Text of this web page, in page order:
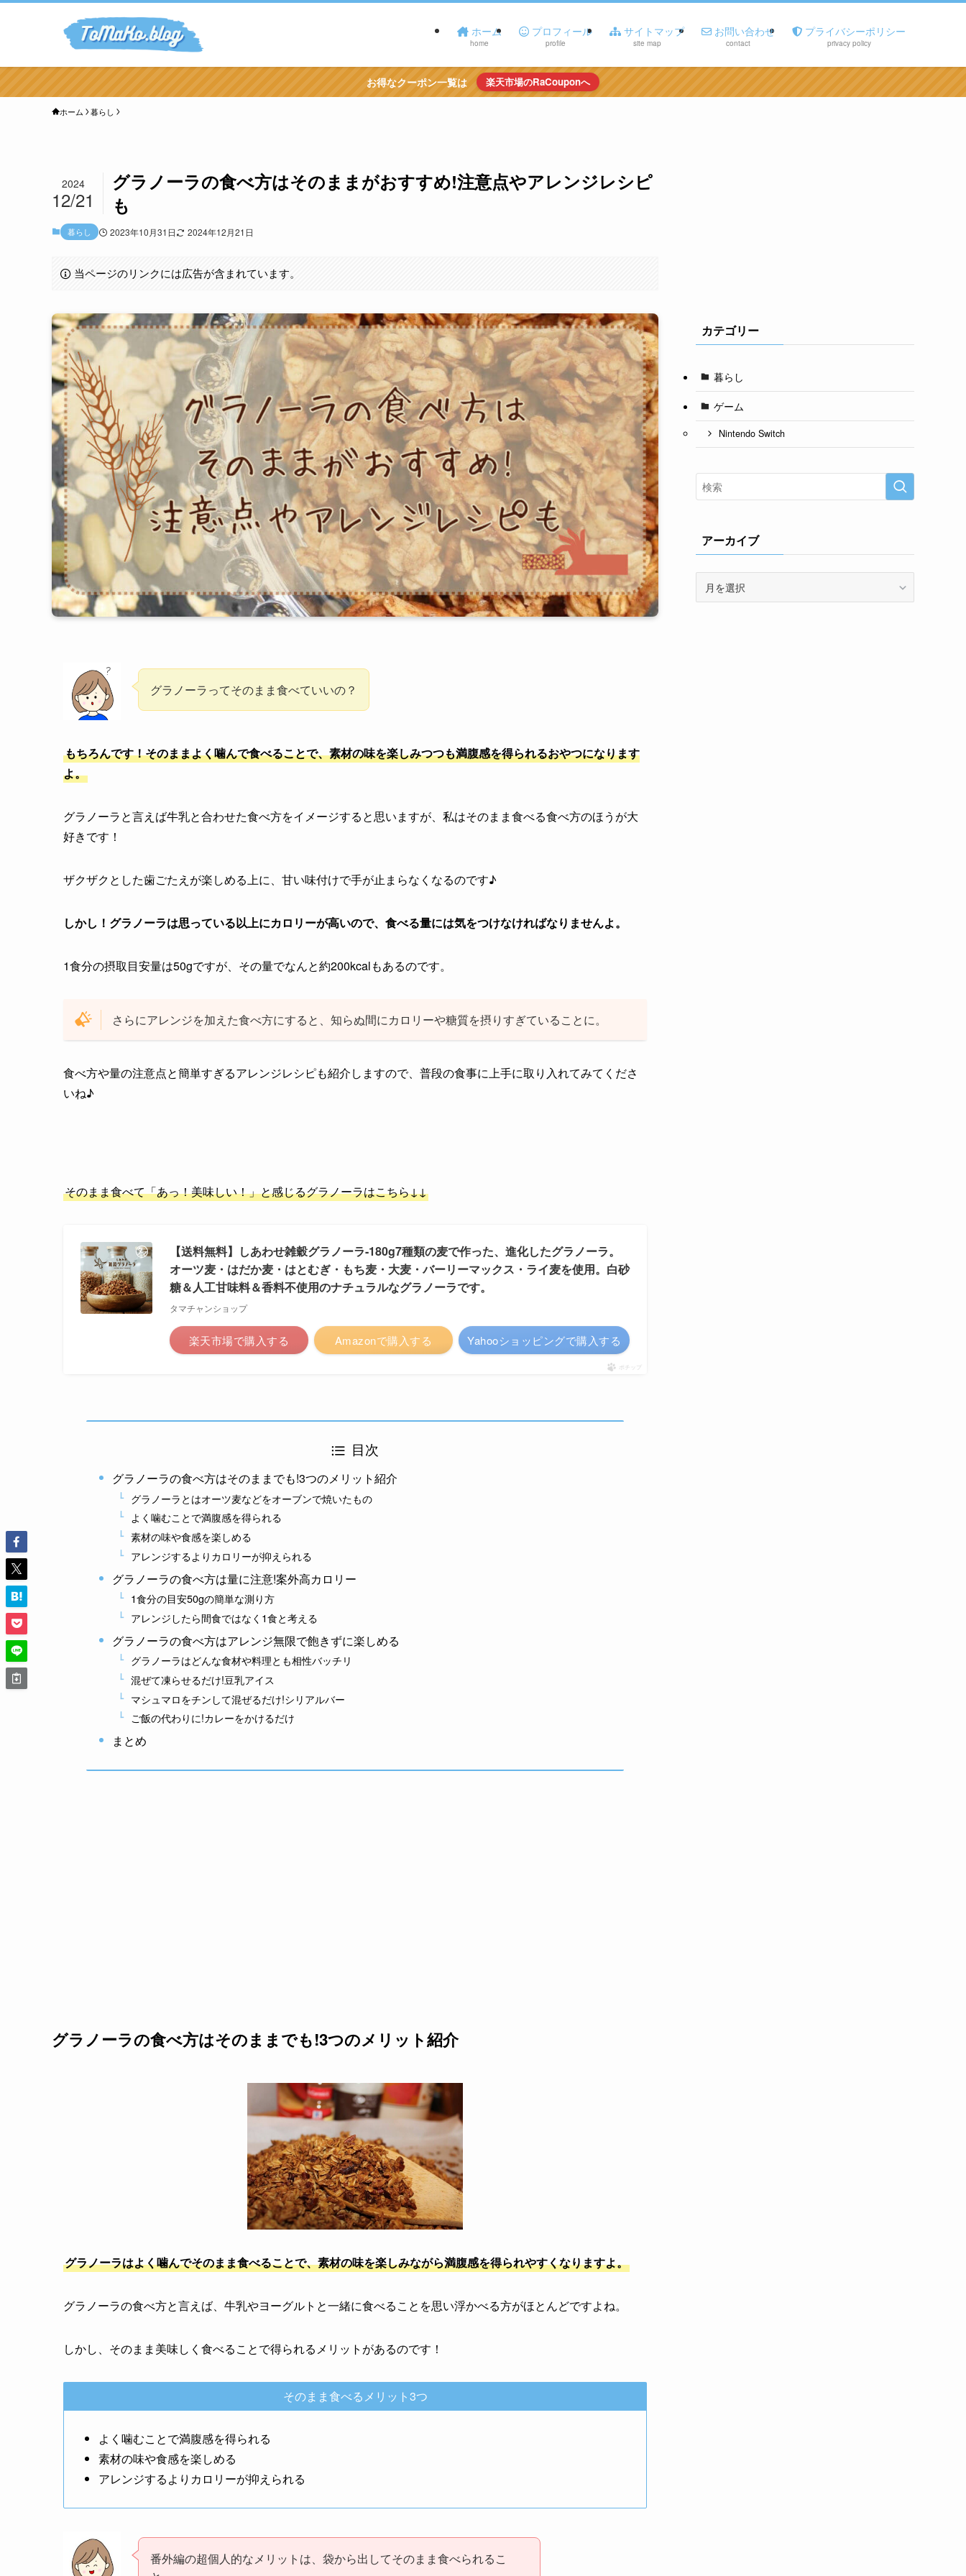
ホーム
home
プロフィール
profile
サイトマップ
site map
お問い合わせ
contact
プライバシーポリシー
privacy policy
お得なクーポン一覧は 楽天市場のRaCouponへ
ホーム 暮らし
グラノーラの食べ方はそのままがおすすめ!注意点やアレンジレシピ
も
2024
12/21
暮らし 2023年10月31日 2024年12月21日
当ページのリンクには広告が含まれています。
グラノーラってそのまま食べていいの？
もちろんです！そのままよく噛んで食べることで、素材の味を楽しみつつも満腹感を得られるおやつになります
よ。
グラノーラと言えば牛乳と合わせた食べ方をイメージすると思いますが、私はそのまま食べる食べ方のほうが大
好きです！
ザクザクとした歯ごたえが楽しめる上に、甘い味付けで手が止まらなくなるのです♪
しかし！グラノーラは思っている以上にカロリーが高いので、食べる量には気をつけなければなりませんよ。
1食分の摂取目安量は50gですが、その量でなんと約200kcalもあるのです。
さらにアレンジを加えた食べ方にすると、知らぬ間にカロリーや糖質を摂りすぎていることに。
食べ方や量の注意点と簡単すぎるアレンジレシピも紹介しますので、普段の食事に上手に取り入れてみてくださ
いね♪
そのまま食べて「あっ！美味しい！」と感じるグラノーラはこちら↓↓
【送料無料】しあわせ雑穀グラノーラ-180g7種類の麦で作った、進化したグラノーラ。
オーツ麦・はだか麦・はとむぎ・もち麦・大麦・バーリーマックス・ライ麦を使用。白砂
糖＆人工甘味料＆香料不使用のナチュラルなグラノーラです。
タマチャンショップ
Amazonで購入する
楽天市場で購入する Yahooショッピングで購入する
ポチップ
目次
グラノーラの食べ方はそのままでも!3つのメリット紹介
グラノーラとはオーツ麦などをオーブンで焼いたもの
よく噛むことで満腹感を得られる
素材の味や食感を楽しめる
アレンジするよりカロリーが抑えられる
グラノーラの食べ方は量に注意!案外高カロリー
1食分の目安50gの簡単な測り方
アレンジしたら間食ではなく1食と考える
グラノーラの食べ方はアレンジ無限で飽きずに楽しめる
グラノーラはどんな食材や料理とも相性バッチリ
混ぜて凍らせるだけ!豆乳アイス
マシュマロをチンして混ぜるだけ!シリアルバー
ご飯の代わりに!カレーをかけるだけ
まとめ
グラノーラの食べ方はそのままでも!3つのメリット紹介
グラノーラはよく噛んでそのまま食べることで、素材の味を楽しみながら満腹感を得られやすくなりますよ。
グラノーラの食べ方と言えば、牛乳やヨーグルトと一緒に食べることを思い浮かべる方がほとんどですよね。
しかし、そのまま美味しく食べることで得られるメリットがあるのです！
そのまま食べるメリット3つ
よく噛むことで満腹感を得られる
素材の味や食感を楽しめる
アレンジするよりカロリーが抑えられる
番外編の超個人的なメリットは、袋から出してそのまま食べられるこ
カテゴリー
暮らし
ゲーム
Nintendo Switch
アーカイブ